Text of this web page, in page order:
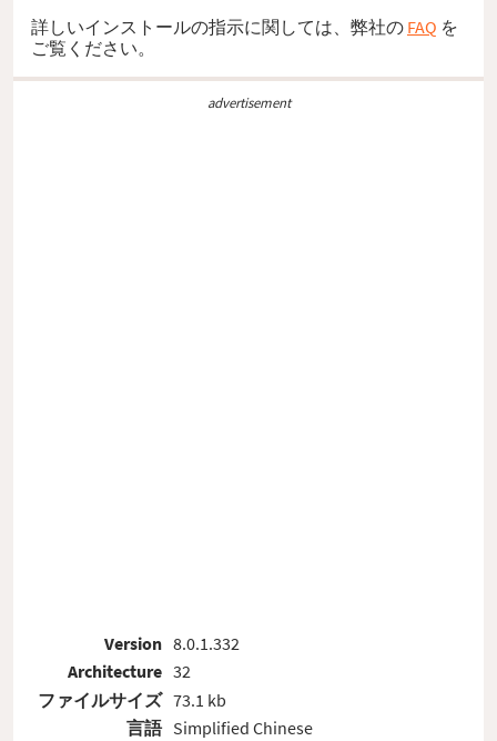
詳しいインストールの指示に関しては、弊社の FAQ を
ご覧ください。
advertisement
Version
Architecture
ファイルサイズ
言語
8.0.1.332
32
73.1 kb
Simplified Chinese